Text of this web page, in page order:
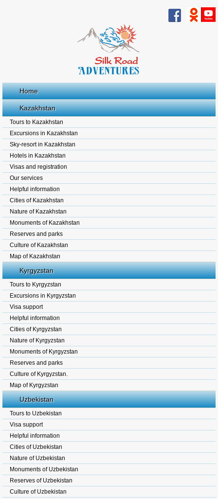
Home
Kazakhstan
Tours to Kazakhstan
Excursions in Kazakhstan
Sky-resort in Kazakhstan
Hotels in Kazakhstan
Visas and registration
Our services
Helpful information
Cities of Kazakhstan
Nature of Kazakhstan
Monuments of Kazakhstan
Reserves and parks
Culture of Kazakhstan
Map of Kazakhstan
Kyrgyzstan
Tours to Kyrgyzstan
Excursions in Kyrgyzstan
Visa support
Helpful information
Cities of Kyrgyzstan
Nature of Kyrgyzstan
Monuments of Kyrgyzstan
Reserves and parks
Culture of Kyrgyzstan.
Map of Kyrgyzstan
Uzbekistan
Tours to Uzbekistan
Visa support
Helpful information
Cities of Uzbekistan
Nature of Uzbekistan
Monuments of Uzbekistan
Reserves of Uzbekistan
Culture of Uzbekistan